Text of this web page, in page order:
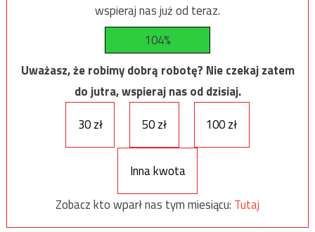
wspieraj nas już od teraz.
104%
Uważasz, że robimy dobrą robotę? Nie czekaj zatem
do jutra, wspieraj nas od dzisiaj.
30 zł
50 zł 100 zł
Inna kwota
Zobacz kto wparł nas tym miesiącu: Tutaj